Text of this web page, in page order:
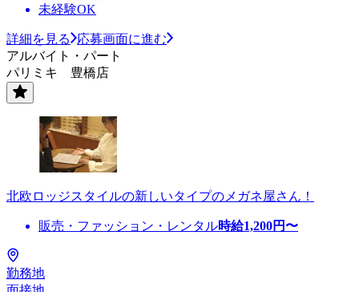
未経験OK
詳細を見る
応募画面に進む
アルバイト・パート
パリミキ 豊橋店
北欧ロッジスタイルの新しいタイプのメガネ屋さん！
販売・ファッション・レンタル時給1,200円〜
勤務地